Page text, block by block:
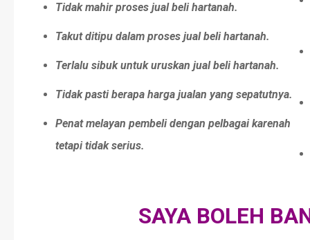
Tidak mahir proses jual beli hartanah.
Takut ditipu dalam proses jual beli hartanah.
Terlalu sibuk untuk uruskan jual beli hartanah.
Tidak pasti berapa harga jualan yang sepatutnya.
Penat melayan pembeli dengan pelbagai karenah
tetapi tidak serius.
SAYA BOLEH